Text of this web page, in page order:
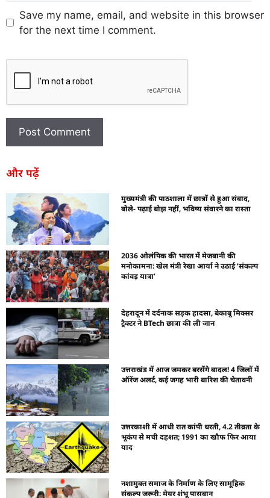
Save my name, email, and website in this browser
for the next time I comment.
और पढ़ें
मुख्यमंत्री की पाठशाला में छात्रों से हुआ संवाद,
बोले- पढ़ाई बोझ नहीं, भविष्य संवारने का रास्ता
2036 ओलंपिक की भारत में मेजबानी की
मनोकामना: खेल मंत्री रेखा आर्या ने उठाई ‘संकल्प
कांवड़ यात्रा’
देहरादून में दर्दनाक सड़क हादसा, बेकाबू मिक्सर
ट्रैक्टर ने BTech छात्रा की ली जान
उत्तराखंड में आज जमकर बरसेंगे बादल! 4 जिलों में
ऑरेंज अलर्ट, कई जगह भारी बारिश की चेतावनी
उत्तरकाशी में आधी रात कांपी धरती, 4.2 तीव्रता के
भूकंप से मची दहशत; 1991 का खौफ फिर आया
याद
नशामुक्त समाज के निर्माण के लिए सामूहिक
संकल्प जरूरी: मेयर शंभू पासवान